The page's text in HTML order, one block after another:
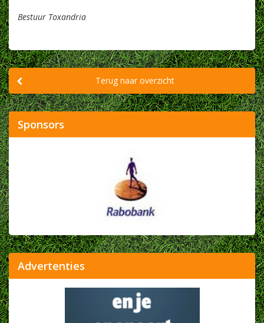
Bestuur Toxandria
Terug naar overzicht
Sponsors
Advertenties